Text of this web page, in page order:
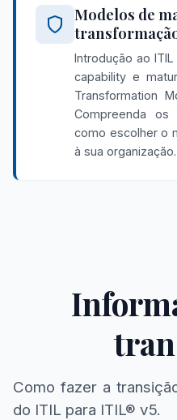
Modelos de
Introdução ao
capability e
Transformation
Compreenda
como escolher o
à sua organização.
Como fazer a
do ITIL para ITIL® v5.